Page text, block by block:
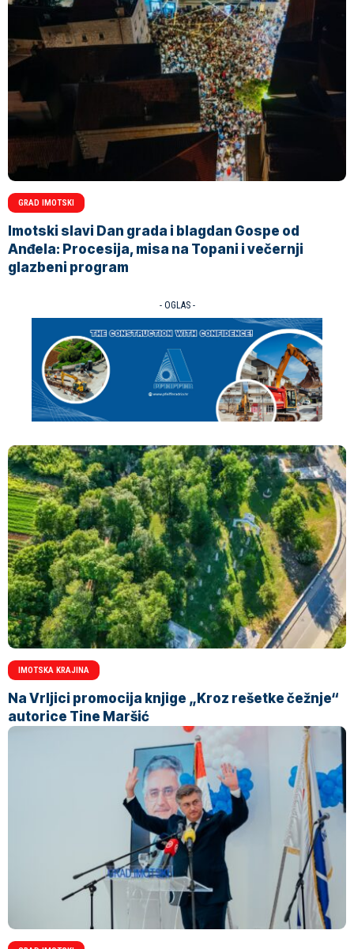
GRAD IMOTSKI
Imotski slavi Dan grada i blagdan Gospe od
Anđela: Procesija, misa na Topani i večernji
glazbeni program
- OGLAS -
IMOTSKA KRAJINA
Na Vrljici promocija knjige „Kroz rešetke čežnje“
autorice Tine Maršić